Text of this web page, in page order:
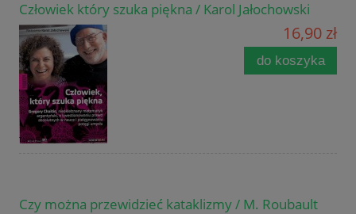
Człowiek który szuka piękna / Karol Jałochowski
16,90 zł
do koszyka
Czy można przewidzieć kataklizmy / M. Roubault